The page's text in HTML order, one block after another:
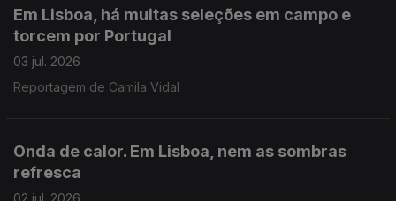
Em Lisboa, há muitas seleções em campo e
torcem por Portugal
03 jul. 2026
Reportagem de Camila Vidal
Onda de calor. Em Lisboa, nem as sombras
refresca
02 jul. 2026